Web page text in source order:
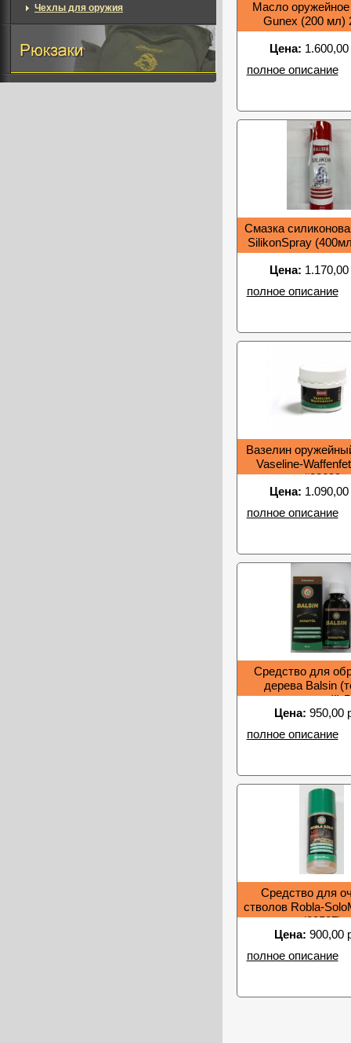
Масло оружейное
Gunex (200 мл)
Цена:
полное описание
Смазка
SilikonSpray
Цена:
полное описание
Вазелин
Vaseline-
#23699
Цена:
полное описание
Средство для
дерева Balsin
коричневый)
Цена: 950,00
полное описание
Средство для
стволов Robla-
(23537)
Цена: 900,00
полное описание
Чехлы для оружия